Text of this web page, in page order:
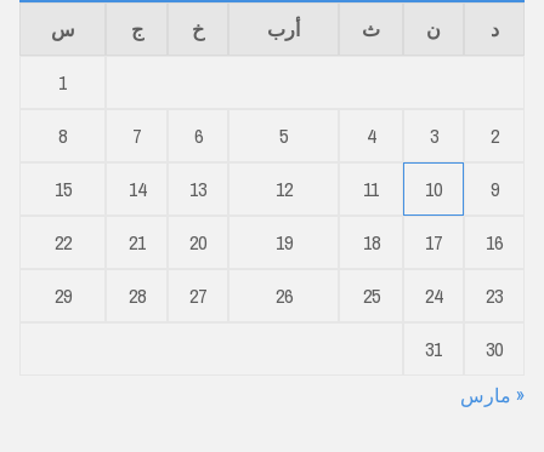
د ن ث أرب خ ج
س
1
2
3
4
5
6
7
8
9
10
11
12
13
14
15
16
17
18
19
20
21
22
23
24
25
26
27
28
29
30
31
« مارس